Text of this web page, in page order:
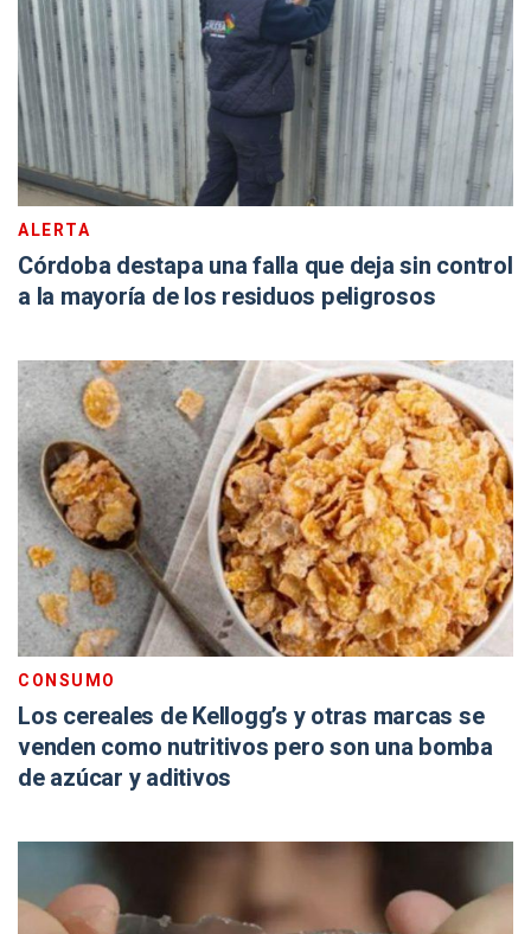
ALERTA
Córdoba destapa una falla que deja sin control
a la mayoría de los residuos peligrosos
CONSUMO
Los cereales de Kellogg’s y otras marcas se
venden como nutritivos pero son una bomba
de azúcar y aditivos